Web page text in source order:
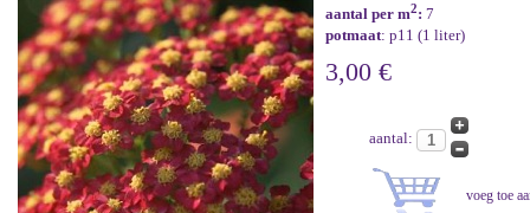
aantal per m2: 7
potmaat: p11 (1 liter)
3,00 €
aantal: